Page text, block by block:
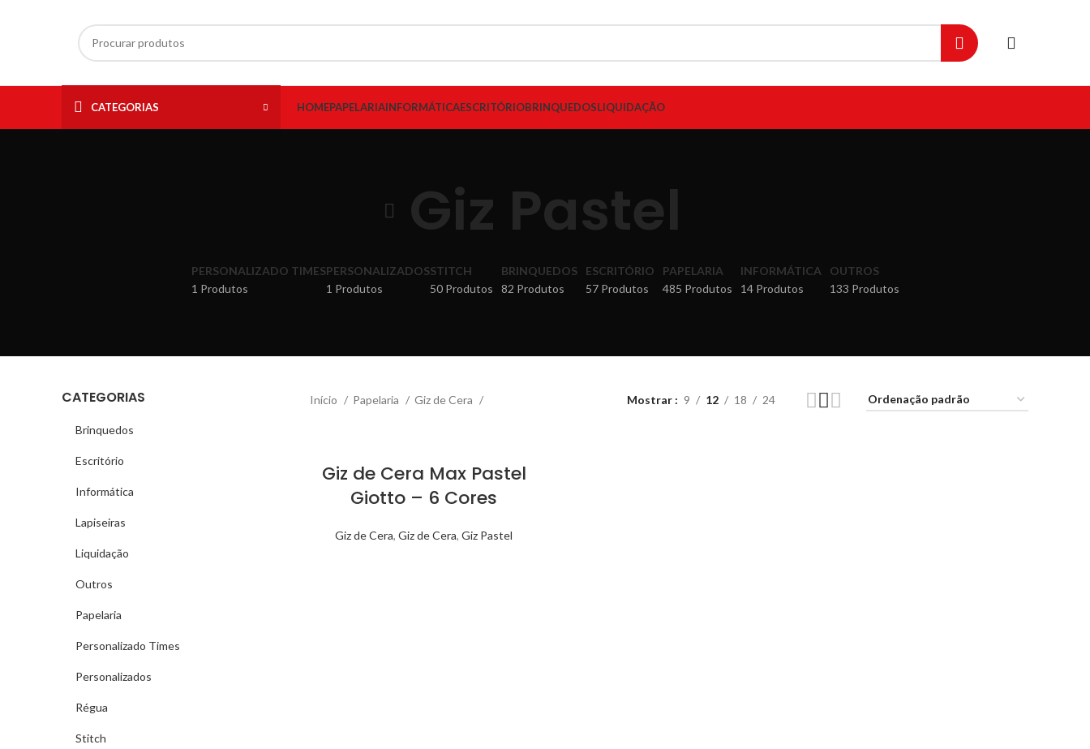
CATEGORIAS HOMEPAPELARIAINFORMÁTICAESCRITÓRIOBRINQUEDOSLIQUIDAÇÃO
Giz Pastel
PERSONALIZADO TIMES
1 Produtos
PERSONALIZADOS
1 Produtos
STITCH
50 Produtos
BRINQUEDOS
82 Produtos
ESCRITÓRIO
57 Produtos
PAPELARIA
485 Produtos
INFORMÁTICA
14 Produtos
OUTROS
133 Produtos
CATEGORIAS
Brinquedos
Escritório
Informática
Lapiseiras
Liquidação
Outros
Papelaria
Personalizado Times
Personalizados
Régua
Stitch
Início Papelaria Giz de Cera Mostrar 9 12 18 24
Giz de Cera Max Pastel
Giotto – 6 Cores
Giz de Cera,Giz de Cera,Giz Pastel